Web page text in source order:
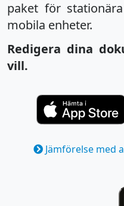
paket för
mobila enheter.
Redigera dina
vill.
Jämförelse med